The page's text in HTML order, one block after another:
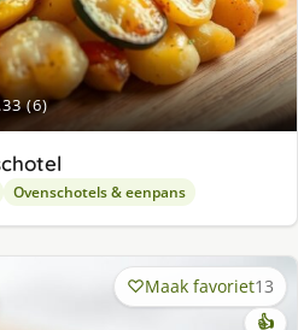
(6)
Ovenschotels & eenpans
Maak favoriet13
👍